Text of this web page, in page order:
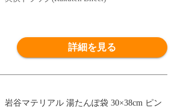
詳細を見る
岩谷マテリアル 湯たんぽ袋 30×38cm ピン